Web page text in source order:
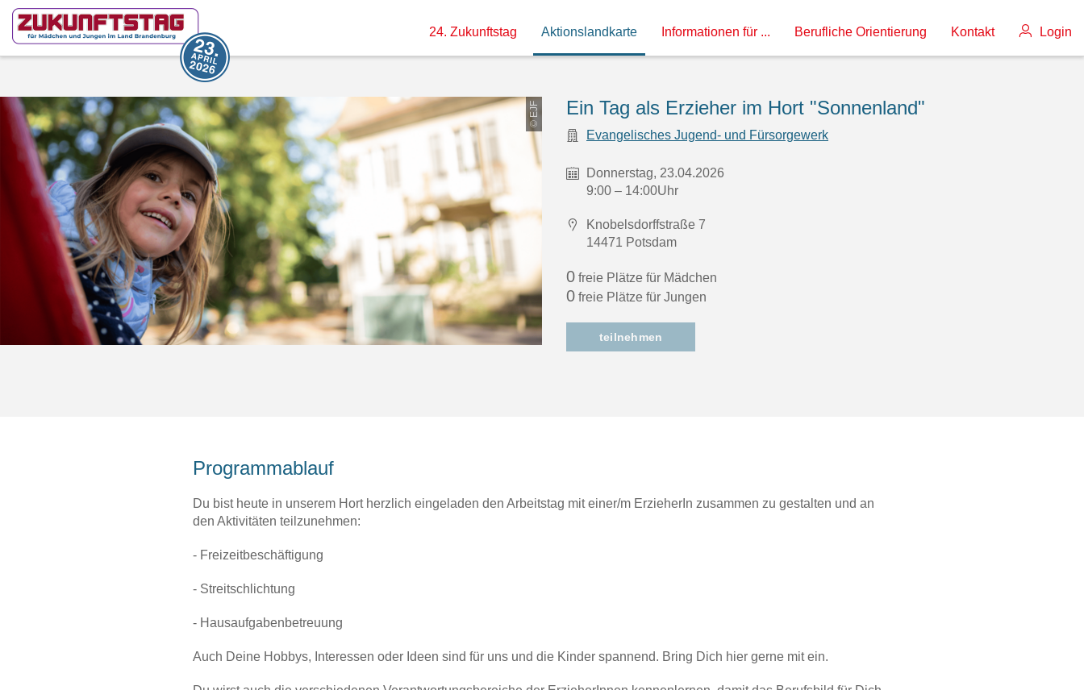
24. Zukunftstag Aktionslandkarte Informationen für ... Berufliche Orientierung Kontakt Login
Ein Tag als Erzieher im Hort "Sonnenland"
Evangelisches Jugend- und Fürsorgewerk
Donnerstag, 23.04.2026
9:00 – 14:00Uhr
Knobelsdorffstraße 7
14471 Potsdam
0 freie Plätze für Mädchen
0 freie Plätze für Jungen
teilnehmen
© EJF
Programmablauf
Du bist heute in unserem Hort herzlich eingeladen den Arbeitstag mit einer/m ErzieherIn zusammen zu gestalten und an
den Aktivitäten teilzunehmen:
- Freizeitbeschäftigung
- Streitschlichtung
- Hausaufgabenbetreuung
Auch Deine Hobbys, Interessen oder Ideen sind für uns und die Kinder spannend. Bring Dich hier gerne mit ein.